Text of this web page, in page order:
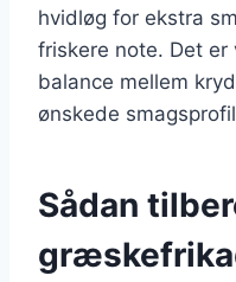
hvidløg for ekstra
friskere note. Det
balance mellem
ønskede
Sådan